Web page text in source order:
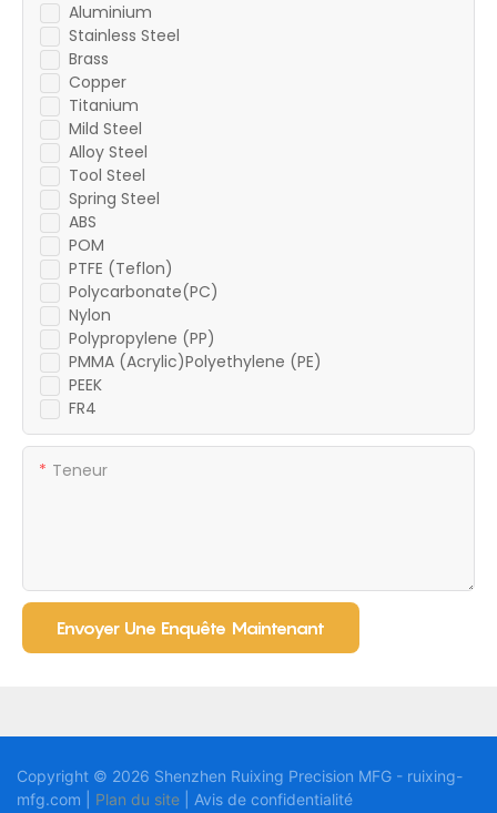
Aluminium
Stainless Steel
Brass
Copper
Titanium
Mild Steel
Alloy Steel
Tool Steel
Spring Steel
ABS
POM
PTFE (Teflon)
Polycarbonate(PC)
Nylon
Polypropylene (PP)
PMMA (Acrylic)Polyethylene (PE)
PEEK
FR4
Teneur
Envoyer Une Enquête Maintenant
Copyright © 2026 Shenzhen Ruixing Precision MFG - ruixing-
mfg.com | Plan du site Avis de confidentialité